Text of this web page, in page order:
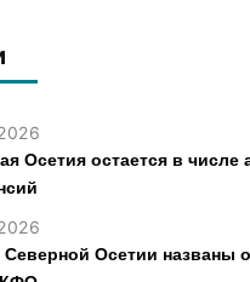
Осетия остается в числе
Северной Осетии названы